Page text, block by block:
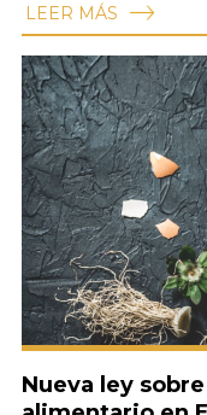
LEER MÁS
Nueva ley